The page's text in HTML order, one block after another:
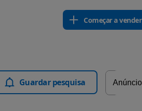
Começar a vender
Guardar pesquisa